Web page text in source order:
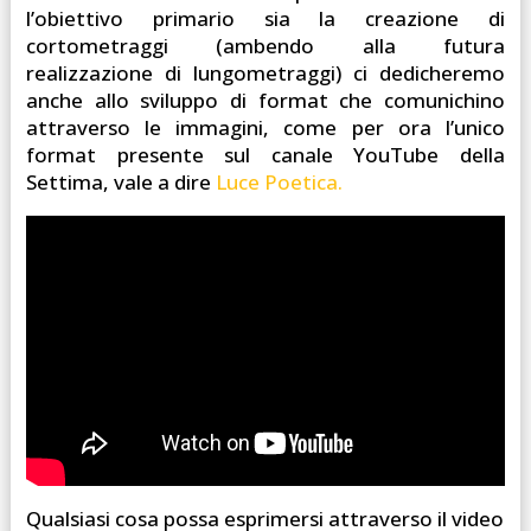
l’obiettivo primario sia la creazione di
cortometraggi (ambendo alla futura
realizzazione di lungometraggi) ci dedicheremo
anche allo sviluppo di format che comunichino
attraverso le immagini, come per ora l’unico
format presente sul canale YouTube della
Settima, vale a dire Luce Poetica.
Qualsiasi cosa possa esprimersi attraverso il video